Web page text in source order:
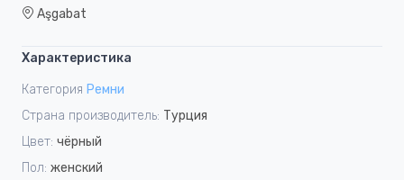
Aşgabat
Характеристика
Категория Ремни
Страна производитель: Турция
Цвет: чёрный
Пол: женский